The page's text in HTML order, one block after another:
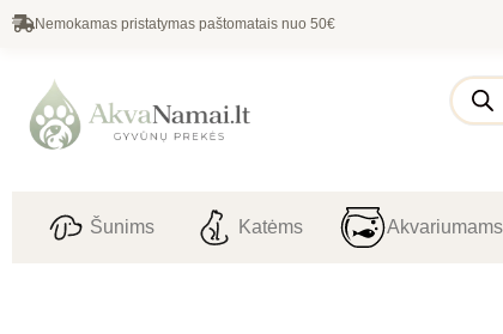
Nemokamas pristatymas paštomatais nuo 50€
Šunims Katėms Akvariumams